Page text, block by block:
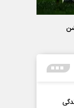
عقب‌نشینی ترامپ؟